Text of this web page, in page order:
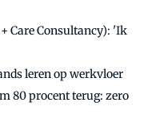
Care Consultancy): 'Ik
leren op werkvloer
80 procent terug: zero